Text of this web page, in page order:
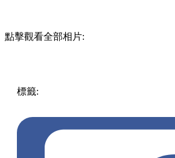
點擊觀看全部相片:
標籤: